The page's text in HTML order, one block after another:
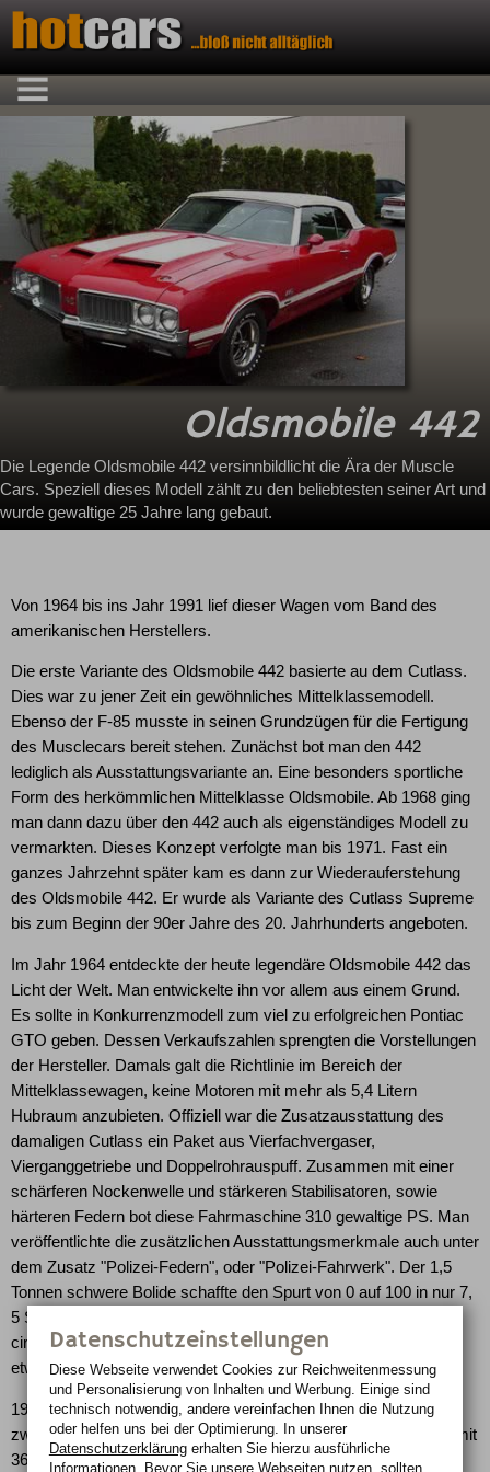
Oldsmobile 442
Die Legende Oldsmobile 442 versinnbildlicht die Ära der Muscle
Cars. Speziell dieses Modell zählt zu den beliebtesten seiner Art und
wurde gewaltige 25 Jahre lang gebaut.
Von 1964 bis ins Jahr 1991 lief dieser Wagen vom Band des
amerikanischen Herstellers.
Die erste Variante des Oldsmobile 442 basierte au dem Cutlass.
Dies war zu jener Zeit ein gewöhnliches Mittelklassemodell.
Ebenso der F-85 musste in seinen Grundzügen für die Fertigung
des Musclecars bereit stehen. Zunächst bot man den 442
lediglich als Ausstattungsvariante an. Eine besonders sportliche
Form des herkömmlichen Mittelklasse Oldsmobile. Ab 1968 ging
man dann dazu über den 442 auch als eigenständiges Modell zu
vermarkten. Dieses Konzept verfolgte man bis 1971. Fast ein
ganzes Jahrzehnt später kam es dann zur Wiederauferstehung
des Oldsmobile 442. Er wurde als Variante des Cutlass Supreme
bis zum Beginn der 90er Jahre des 20. Jahrhunderts angeboten.
Im Jahr 1964 entdeckte der heute legendäre Oldsmobile 442 das
Licht der Welt. Man entwickelte ihn vor allem aus einem Grund.
Es sollte in Konkurrenzmodell zum viel zu erfolgreichen Pontiac
GTO geben. Dessen Verkaufszahlen sprengten die Vorstellungen
der Hersteller. Damals galt die Richtlinie im Bereich der
Mittelklassewagen, keine Motoren mit mehr als 5,4 Litern
Hubraum anzubieten. Offiziell war die Zusatzausstattung des
damaligen Cutlass ein Paket aus Vierfachvergaser,
Vierganggetriebe und Doppelrohrauspuff. Zusammen mit einer
schärferen Nockenwelle und stärkeren Stabilisatoren, sowie
härteren Federn bot diese Fahrmaschine 310 gewaltige PS. Man
veröffentlichte die zusätzlichen Ausstattungsmerkmale auch unter
dem Zusatz "Polizei-Federn", oder "Polizei-Fahrwerk". Der 1,5
Tonnen schwere Bolide schaffte den Spurt von 0 auf 100 in nur 7,
5 Sekunden. Seine höchstmögliche Geschwindigkeit wurde mit
cirka 185 Km/h angegeben. Das erste Modell des 442 wurde
etwa 3000 Mal verkauft.
1966 erhielt der Oldsmobile 442 ein Facelift. Zusätzlich bot man
zwei neue Motorenvarianten an. Einen Carter Doppelvergaser mit
360 PS und 599 Nm, sowie einen neuen Vierfachvergaser mit
Datenschutzeinstellungen
Diese Webseite verwendet Cookies zur Reichweiten­messung
und Personalisierung von Inhalten und Werbung. Einige sind
technisch notwendig, andere vereinfachen Ihnen die Nutzung
oder helfen uns bei der Optimierung. In unserer
Datenschutzerklärungerhalten Sie hierzu ausführliche
Informationen. Bevor Sie unsere Webseiten nutzen, sollten